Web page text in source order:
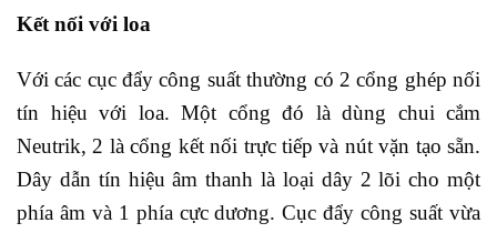
Kết nối với loa
Với các cục đẩy công suất thường có 2 cổng ghép nối
tín hiệu với loa. Một cổng đó là dùng chui cắm
Neutrik, 2 là cổng kết nối trực tiếp và nút vặn tạo sẵn.
Dây dẫn tín hiệu âm thanh là loại dây 2 lõi cho một
phía âm và 1 phía cực dương. Cục đẩy công suất vừa